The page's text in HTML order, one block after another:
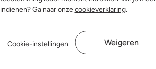
indienen? Ga naar onzecookieverklaring.
Cookie-instellingen Weigeren